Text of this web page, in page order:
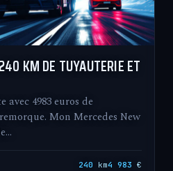
KM DE TUYAUTERIE ET
avec 4983 euros de
Mon Mercedes New
240 km4 983 €